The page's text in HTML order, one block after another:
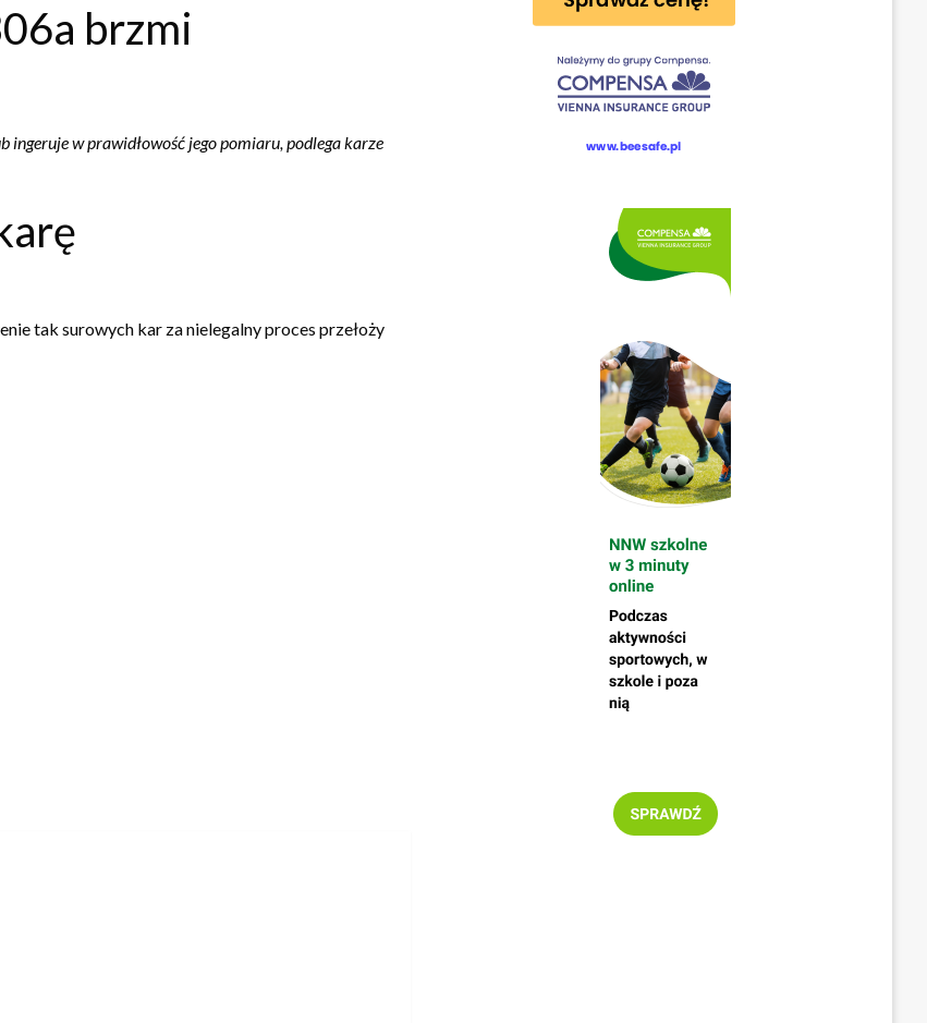
brzmi
ingeruje w prawidłowość jego pomiaru, podlega karze
tak surowych kar za nielegalny proces przełoży